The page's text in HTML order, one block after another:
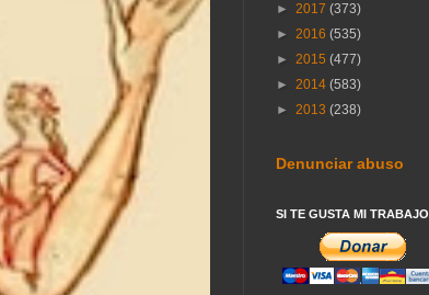
► 2017 (373)
► 2016 (535)
► 2015 (477)
► 2014 (583)
► 2013 (238)
Denunciar abuso
SI TE GUSTA MI TRABAJO